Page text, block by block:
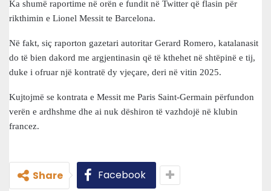
Ka shumë raportime në orën e fundit në Twitter që flasin për
rikthimin e Lionel Messit te Barcelona.
Në fakt, siç raporton gazetari autoritar Gerard Romero, katalanasit
do të bien dakord me argjentinasin që të kthehet në shtëpinë e tij,
duke i ofruar një kontratë dy vjeçare, deri në vitin 2025.
Kujtojmë se kontrata e Messit me Paris Saint-Germain përfundon
verën e ardhshme dhe ai nuk dëshiron të vazhdojë në klubin
francez.
Share Facebook